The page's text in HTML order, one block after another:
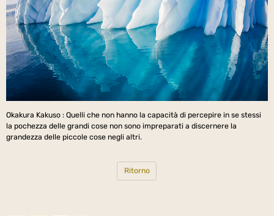
Okakura Kakuso : Quelli che non hanno la capacità di percepire in se stessi
la pochezza delle grandi cose non sono impreparati a discernere la
grandezza delle piccole cose negli altri.
Ritorno